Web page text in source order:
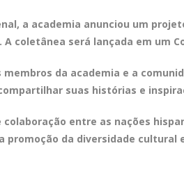
a academia anunciou um
será lançada em um
da academia e a
suas histórias e
entre as nações
da diversidade